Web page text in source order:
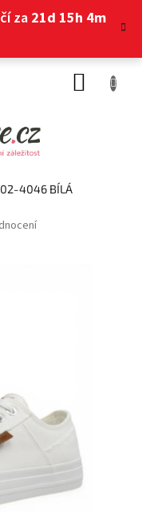
za21d 15h 4m
02-4046 BÍLÁ